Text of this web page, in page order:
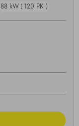
88 kW ( 120 PK )